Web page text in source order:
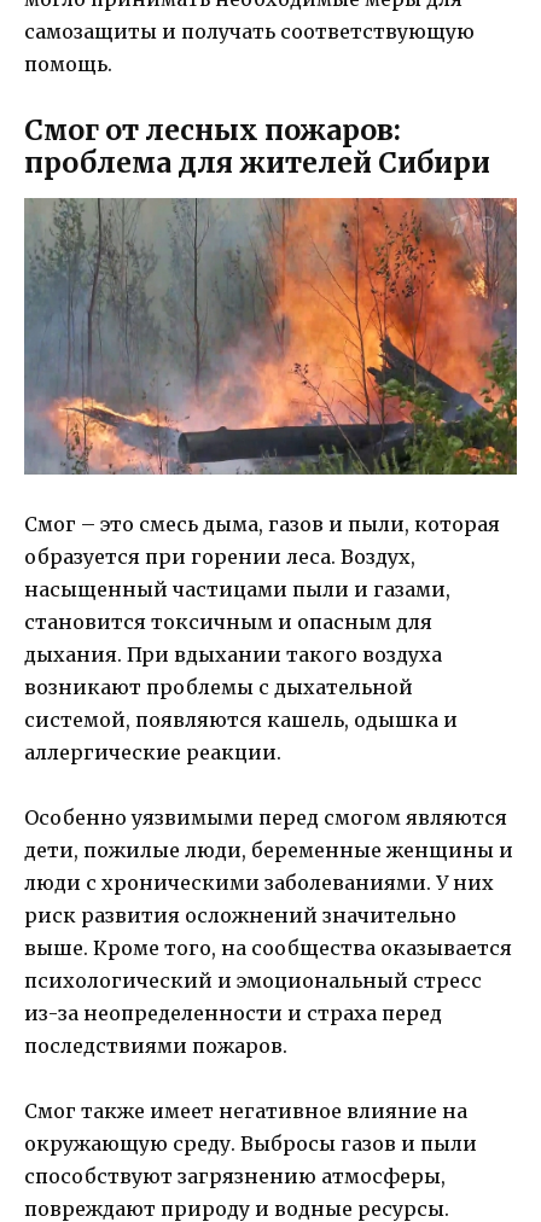
самозащиты и получать соответствующую
помощь.
Смог от лесных пожаров:
проблема для жителей Сибири
Смог – это смесь дыма, газов и пыли, которая
образуется при горении леса. Воздух,
насыщенный частицами пыли и газами,
становится токсичным и опасным для
дыхания. При вдыхании такого воздуха
возникают проблемы с дыхательной
системой, появляются кашель, одышка и
аллергические реакции.
Особенно уязвимыми перед смогом являются
дети, пожилые люди, беременные женщины и
люди с хроническими заболеваниями. У них
риск развития осложнений значительно
выше. Кроме того, на сообщества оказывается
психологический и эмоциональный стресс
из-за неопределенности и страха перед
последствиями пожаров.
Смог также имеет негативное влияние на
окружающую среду. Выбросы газов и пыли
способствуют загрязнению атмосферы,
повреждают природу и водные ресурсы.